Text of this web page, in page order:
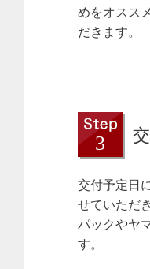
めをオスス
だきます。
交付予定日
せていただ
パックやヤ
す。